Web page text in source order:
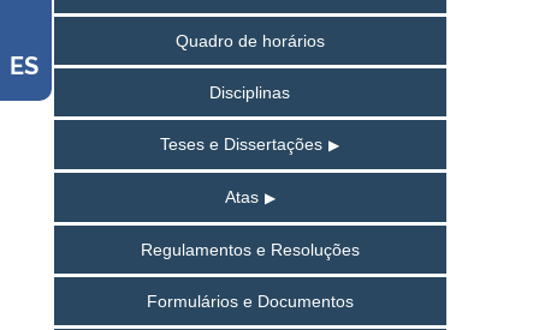
ES
Quadro de horários
Disciplinas
Teses e Dissertações
Atas
Regulamentos e Resoluções
Formulários e Documentos